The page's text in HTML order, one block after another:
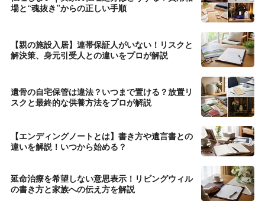
場と“魂抜き”からの正しい手順
【親の施設入居】連帯保証人がいない！リスクと
解決策、身元引受人との違いをプロが解説
遺骨の自宅保管は違法？いつまで置ける？放置リ
スクと最終的な供養方法をプロが解説
【エンディングノートとは】書き方や遺言書との
違いを解説！いつから始める？
延命治療を希望しない意思表示！リビングウィル
の書き方と家族への伝え方を解説